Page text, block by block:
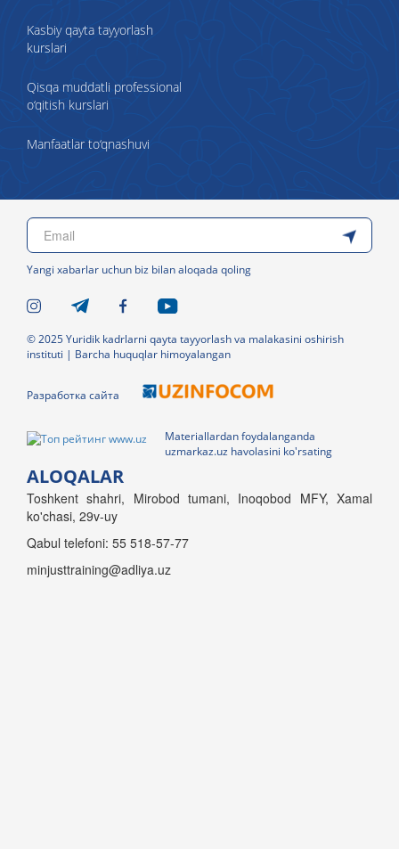
Kasbiy qayta tayyorlash
kurslari
Qisqa muddatli professional
o‘qitish kurslari
Manfaatlar to‘qnashuvi
Yangi xabarlar uchun biz bilan aloqada qoling
© 2025 Yuridik kadrlarni qayta tayyorlash va malakasini oshirish
instituti | Barcha huquqlar himoyalangan
Разработка сайта
Materiallardan foydalanganda
uzmarkaz.uz havolasini ko'rsating
ALOQALAR
Toshkent shahri, Mirobod tumani, Inoqobod MFY, Xamal
ko'chasi, 29v-uy
Qabul telefoni: 55 518-57-77
minjusttraining@adliya.uz